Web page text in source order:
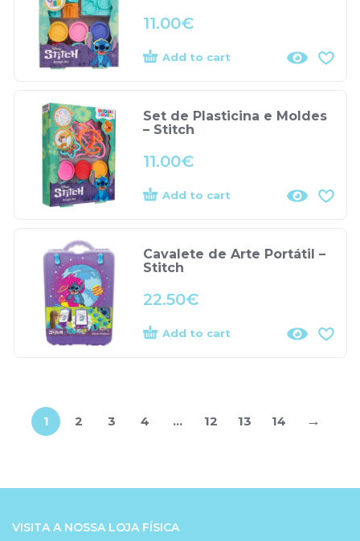
11.00€
Add to cart
Set de Plasticina e Moldes
– Stitch
11.00€
Add to cart
Cavalete de Arte Portátil –
Stitch
22.50€
Add to cart
1 2 3 4 … 12 13 14 →
VISITA A NOSSA LOJA FÍSICA